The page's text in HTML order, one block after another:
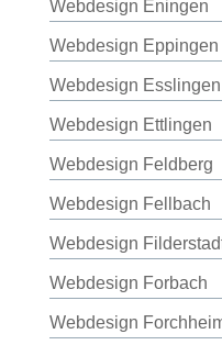
Webdesign Eningen
Webdesign Eppingen
Webdesign Esslingen
Webdesign Ettlingen
Webdesign Feldberg
Webdesign Fellbach
Webdesign
Webdesign Forbach
Webdesign